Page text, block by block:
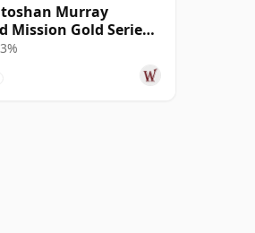
Murray
Mission Gold Series
1999 24 años